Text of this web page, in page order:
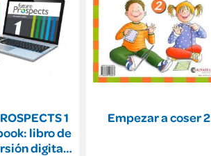
1
libro de
digital
Empezar a coser 2